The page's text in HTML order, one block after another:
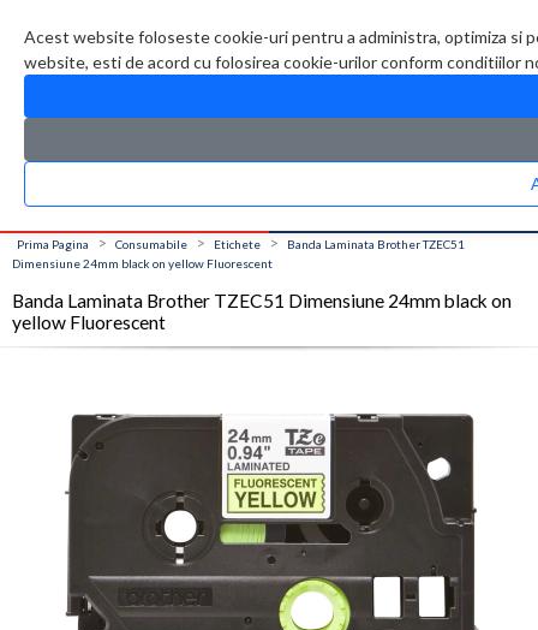
Acest website foloseste cookie-uri pentru a administra, optimiza si
website, esti de acord cu folosirea cookie-urilor conform conditiilor
0 produs(e)
CATALOG PRODUSE
Prima Pagina > Consumabile > Etichete >
Banda Laminata Brother TZEC51
Dimensiune 24mm black on yellow Fluorescent
Banda Laminata Brother TZEC51 Dimensiune 24mm black on
yellow Fluorescent